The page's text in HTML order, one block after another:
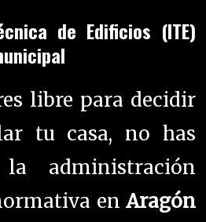
de Edificios (ITE)
libre para decidir
tu casa, no has
administración
en Aragón